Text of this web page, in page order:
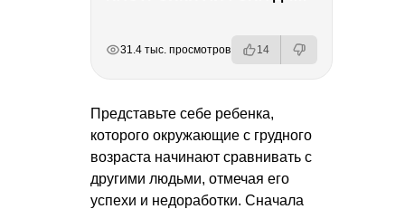
31.4 тыс. просмотров 14
Представьте себе ребенка,
которого окружающие с грудного
возраста начинают сравнивать с
другими людьми, отмечая его
успехи и недоработки. Сначала